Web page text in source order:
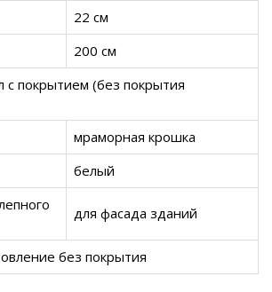
22 см
200 см
с покрытием (без покрытия
мраморная крошка
белый
для фасада зданий
без покрытия